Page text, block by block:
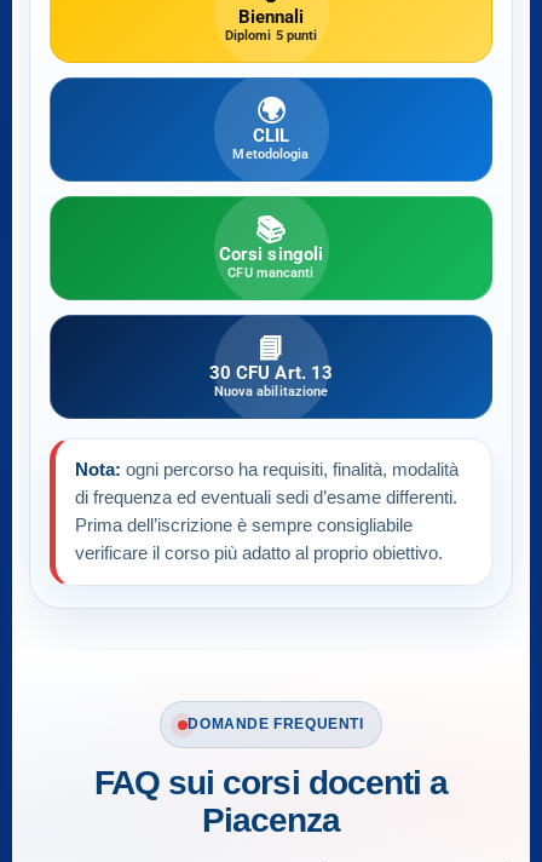
Biennali
Diplomi 5 punti
🌍
CLIL
Metodologia
📚
Corsi singoli
CFU mancanti
📘
30 CFU Art. 13
Nuova abilitazione
Nota: ogni percorso ha requisiti, finalità, modalità
di frequenza ed eventuali sedi d’esame differenti.
Prima dell’iscrizione è sempre consigliabile
verificare il corso più adatto al proprio obiettivo.
DOMANDE FREQUENTI
FAQ sui corsi docenti a
Piacenza